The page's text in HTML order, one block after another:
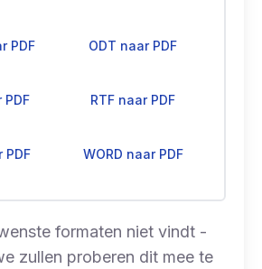
PDF ODT naar PDF
PDF RTF naar PDF
PDF WORD naar PDF
formaten niet vindt -
zullen proberen dit mee te